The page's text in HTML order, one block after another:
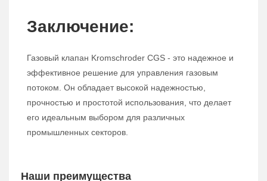
Заключение:
Газовый клапан Kromschroder CGS - это надежное и
эффективное решение для управления газовым
потоком. Он обладает высокой надежностью,
прочностью и простотой использования, что делает
его идеальным выбором для различных
промышленных секторов.
Наши преимущества